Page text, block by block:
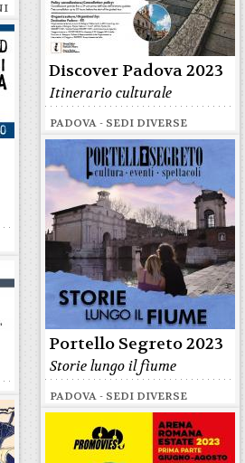
Discover Padova 2023
Itinerario culturale
PADOVA - SEDI DIVERSE
Portello Segreto 2023
Storie lungo il fiume
PADOVA - SEDI DIVERSE